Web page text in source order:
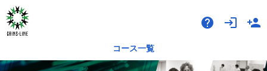
help login person_add
コース一覧